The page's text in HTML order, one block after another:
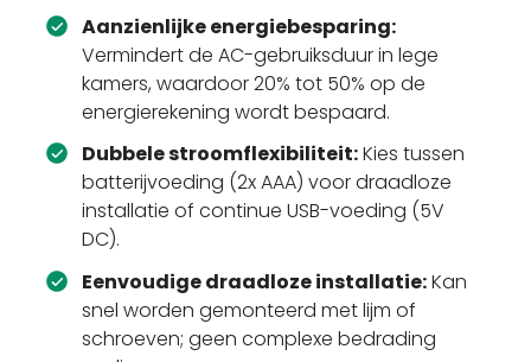
Aanzienlijke energiebesparing:
Vermindert de AC-gebruiksduur in lege
kamers, waardoor 20% tot 50% op de
energierekening wordt bespaard.
Dubbele stroomflexibiliteit:Kies tussen
batterijvoeding (2x AAA) voor draadloze
installatie of continue USB-voeding (5V
DC).
Eenvoudige draadloze installatie:Kan
snel worden gemonteerd met lijm of
schroeven; geen complexe bedrading